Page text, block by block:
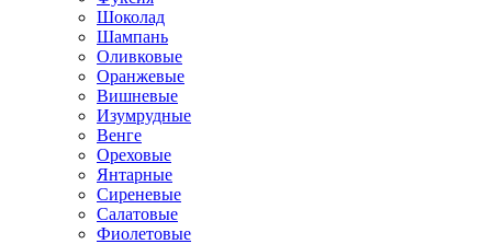
Шоколад
Шампань
Оливковые
Оранжевые
Вишневые
Изумрудные
Венге
Ореховые
Янтарные
Сиреневые
Салатовые
Фиолетовые